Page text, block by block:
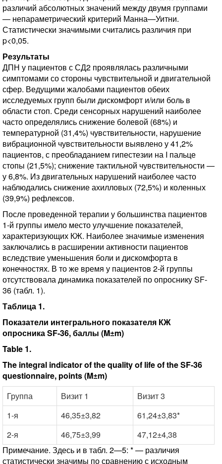
различий абсолютных значений между двумя группами
— непараметрический критерий Манна—Уитни.
Статистически значимыми считались различия при
p<0,05.
Результаты
ДПН у пациентов с СД2 проявлялась различными
симптомами со стороны чувствительной и двигательной
сфер. Ведущими жалобами пациентов обеих
исследуемых групп были дискомфорт и/или боль в
области стоп. Среди сенсорных нарушений наиболее
часто определялись снижение болевой (68%) и
температурной (31,4%) чувствительности, нарушение
вибрационной чувствительности выявлено у 41,2%
пациентов, с преобладанием гипестезии на I пальце
стопы (21,5%); снижение тактильной чувствительности —
у 6,8%. Из двигательных нарушений наиболее часто
наблюдались снижение ахилловых (72,5%) и коленных
(39,9%) рефлексов.
После проведенной терапии у большинства пациентов
1-й группы имело место улучшение показателей,
характеризующих КЖ. Наиболее значимые изменения
заключались в расширении активности пациентов
вследствие уменьшения боли и дискомфорта в
конечностях. В то же время у пациентов 2-й группы
отсутствовала динамика показателей по опроснику SF-
36 (табл. 1).
Таблица 1.
Показатели интегрального показателя КЖ
опросника SF-36, баллы (M±m)
Table 1.
The integral indicator of the quality of life of the SF-36
questionnaire, points (M±m)
Группа
Визит 1
Визит 3
1-я
46,35±3,82
61,24±3,83*
2-я
46,75±3,99
47,12±4,38
Примечание. Здесь и в табл. 2—5: * — различия
статистически значимы по сравнению с исходным